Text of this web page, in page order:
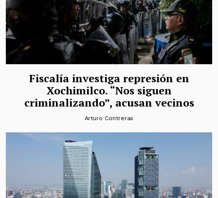
Fiscalía investiga represión en
Xochimilco. “Nos siguen
criminalizando”, acusan vecinos
Arturo Contreras